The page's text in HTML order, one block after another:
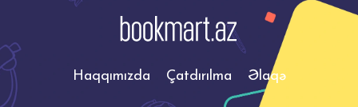
Haqqımızda Çatdırılma Əlaqə